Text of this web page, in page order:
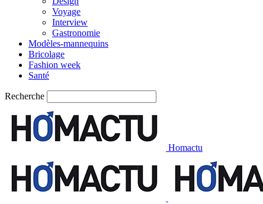
Voyage
Interview
Gastronomie
Modèles-mannequins
Bricolage
Fashion week
Santé
Recherche
Homactu